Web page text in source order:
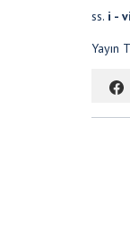
ss. i - vi
Yayın